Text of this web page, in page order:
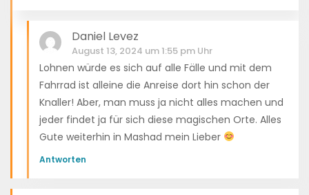
Daniel Levez
August 13, 2024 um 1:55 pm Uhr
Lohnen würde es sich auf alle Fälle und mit dem
Fahrrad ist alleine die Anreise dort hin schon der
Knaller! Aber, man muss ja nicht alles machen und
jeder findet ja für sich diese magischen Orte. Alles
Gute weiterhin in Mashad mein Lieber
Antworten